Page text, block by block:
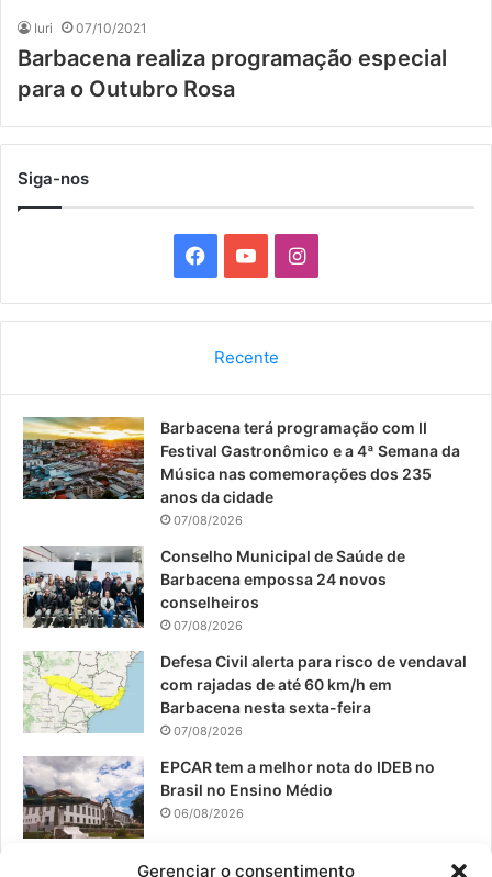
Gerenciar o consentimento
Iuri 07/10/2021
Barbacena realiza programação especial
para o Outubro Rosa
Siga-nos
a
b
o
o
k
o
u
b
I
n
a
g
a
Recente
Barbacena terá programação com II
Festival Gastronômico e a 4ª Semana da
Música nas comemorações dos 235
anos da cidade
07/08/2026
Conselho Municipal de Saúde de
Barbacena empossa 24 novos
conselheiros
07/08/2026
Defesa Civil alerta para risco de vendaval
com rajadas de até 60 km/h em
Barbacena nesta sexta-feira
07/08/2026
EPCAR tem a melhor nota do IDEB no
Brasil no Ensino Médio
06/08/2026
Período de seca concentra mais de 75%